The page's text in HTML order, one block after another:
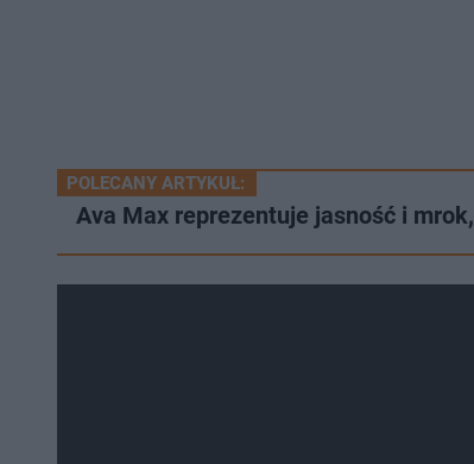
POLECANY ARTYKUŁ:
Ava Max reprezentuje jasność i